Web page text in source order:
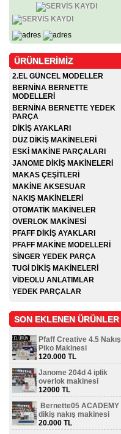
ÜRÜNLERİMİZ
2.EL GÜNCEL MODELLER
BERNİNA BERNETTE
MODELLERİ
BERNİNA BERNETTE YEDEK
PARÇA
DİKİŞ AYAKLARI
DÜZ DİKİŞ MAKİNELERİ
ESKİ MAKİNE PARÇALARI
JANOME DİKİŞ MAKİNELERİ
MAKAS ÇEŞİTLERİ
MAKİNE AKSESUAR
NAKIŞ MAKİNELERİ
OTOMATİK MAKİNELER
OVERLOK MAKİNESİ
PFAFF DİKİŞ AYAKLARI
PFAFF MAKİNE MODELLERİ
SİNGER YEDEK PARÇA
TUGİ DİKİŞ MAKİNELERİ
VİDEOLU ANLATIMLAR
YEDEK PARÇALAR
SON EKLENEN ÜRÜNLER
Pfaff Creative 4.5 Nakış
Piko Makinesi
120.000 TL
Janome 204d 4 iplik
overlok makinesi
12000 TL
Bernette05 ACADEMY
dikiş nakış makinesi
20.000 TL